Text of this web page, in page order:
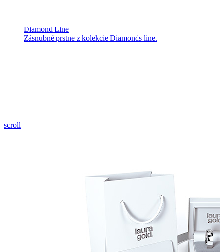
Diamond Line
Zásnubné prstne z kolekcie Diamonds line.
scroll